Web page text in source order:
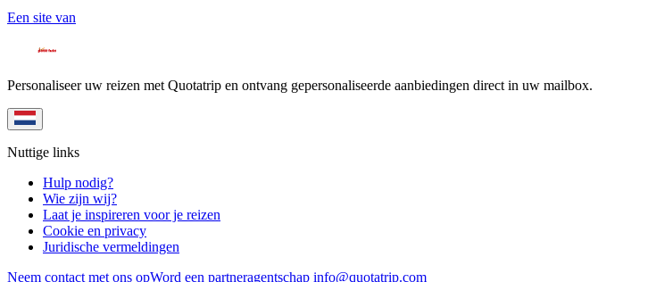
Een site van
Personaliseer uw reizen met Quotatrip en ontvang gepersonaliseerde aanbiedingen direct in uw mailbox.
Nuttige links
Hulp nodig?
Wie zijn wij?
Laat je inspireren voor je reizen
Cookie en privacy
Juridische vermeldingen
Neem contact met ons opWord een partneragentschap info@quotatrip.com